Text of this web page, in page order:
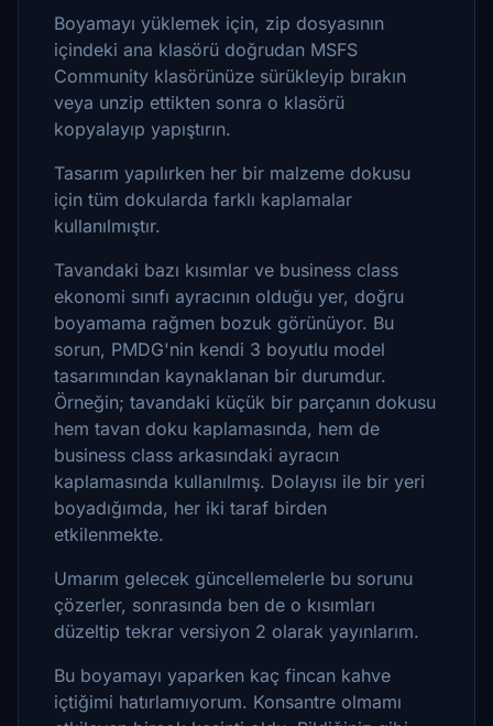
Boyamayı yüklemek için, zip dosyasının
içindeki ana klasörü doğrudan MSFS
Community klasörünüze sürükleyip bırakın
veya unzip ettikten sonra o klasörü
kopyalayıp yapıştırın.
Tasarım yapılırken her bir malzeme dokusu
için tüm dokularda farklı kaplamalar
kullanılmıştır.
Tavandaki bazı kısımlar ve business class
ekonomi sınıfı ayracının olduğu yer, doğru
boyamama rağmen bozuk görünüyor. Bu
sorun, PMDG'nin kendi 3 boyutlu model
tasarımından kaynaklanan bir durumdur.
Örneğin; tavandaki küçük bir parçanın dokusu
hem tavan doku kaplamasında, hem de
business class arkasındaki ayracın
kaplamasında kullanılmış. Dolayısı ile bir yeri
boyadığımda, her iki taraf birden
etkilenmekte.
Umarım gelecek güncellemelerle bu sorunu
çözerler, sonrasında ben de o kısımları
düzeltip tekrar versiyon 2 olarak yayınlarım.
Bu boyamayı yaparken kaç fincan kahve
içtiğimi hatırlamıyorum. Konsantre olmamı